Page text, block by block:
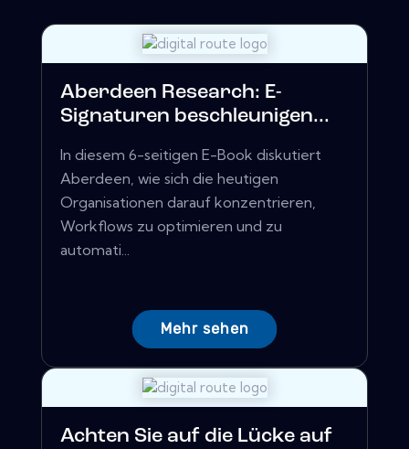
Aberdeen Research: E-
Signaturen beschleunigen...
In diesem 6-seitigen E-Book diskutiert
Aberdeen, wie sich die heutigen
Organisationen darauf konzentrieren,
Workflows zu optimieren und zu
automati...
Mehr sehen
Achten Sie auf die Lücke auf